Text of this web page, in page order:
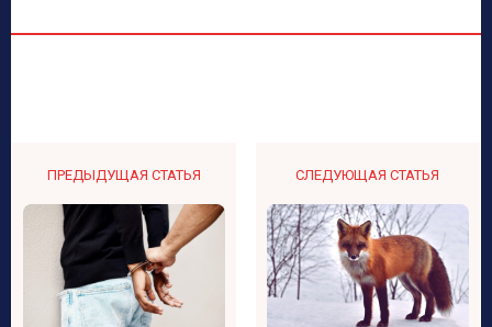
ПРЕДЫДУЩАЯ СТАТЬЯ СЛЕДУЮЩАЯ СТАТЬЯ